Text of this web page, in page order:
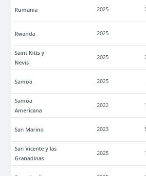
Rumania 2025
Rwanda 2025
Saint Kitts y
Nevis
2025
Samoa 2025
Samoa
Americana
2022
San Marino 2023
San Vicente y las
Granadinas
2025